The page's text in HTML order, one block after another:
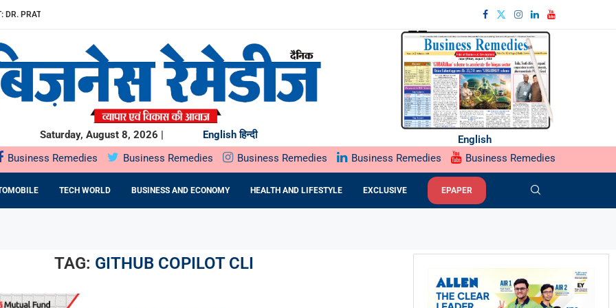
PRATIBHA AGARWAL ON...
के...
मंगलवार,...
EPC कंपनी से...
Saturday, August 8, 2026 | English हिन्दी
English
Business Remedies Business Remedies Business Remedies Business Remedies Business Remedies
TECH WORLD BUSINESS AND ECONOMY HEALTH AND LIFESTYLE EXCLUSIVE EPAPER
TAG: GITHUB COPILOT CLI